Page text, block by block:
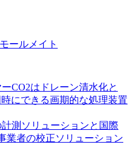
ールメイト
CO2はドレーン清水化と
にできる画期的な処理装置
測ソリューションと国際
業者の校正ソリューション